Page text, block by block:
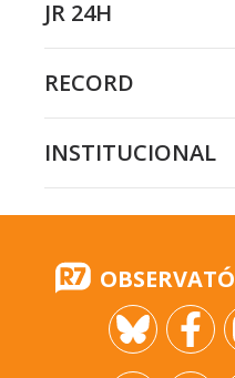
JR 24H
RECORD
INSTITUCIONAL